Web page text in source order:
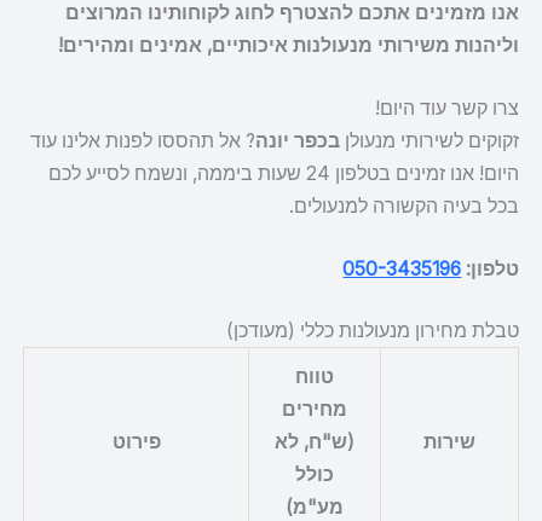
אנו מזמינים אתכם להצטרף לחוג לקוחותינו המרוצים
וליהנות משירותי מנעולנות איכותיים, אמינים ומהירים!
צרו קשר עוד היום!
זקוקים לשירותי מנעולן בכפר יונה? אל תהססו לפנות אלינו עוד
היום! אנו זמינים בטלפון 24 שעות ביממה, ונשמח לסייע לכם
בכל בעיה הקשורה למנעולים.
טלפון: 050-3435196
טבלת מחירון מנעולנות כללי (מעודכן)
שירות
טווח
מחירים
(ש"ח, לא
כולל
מע"מ)
פירוט